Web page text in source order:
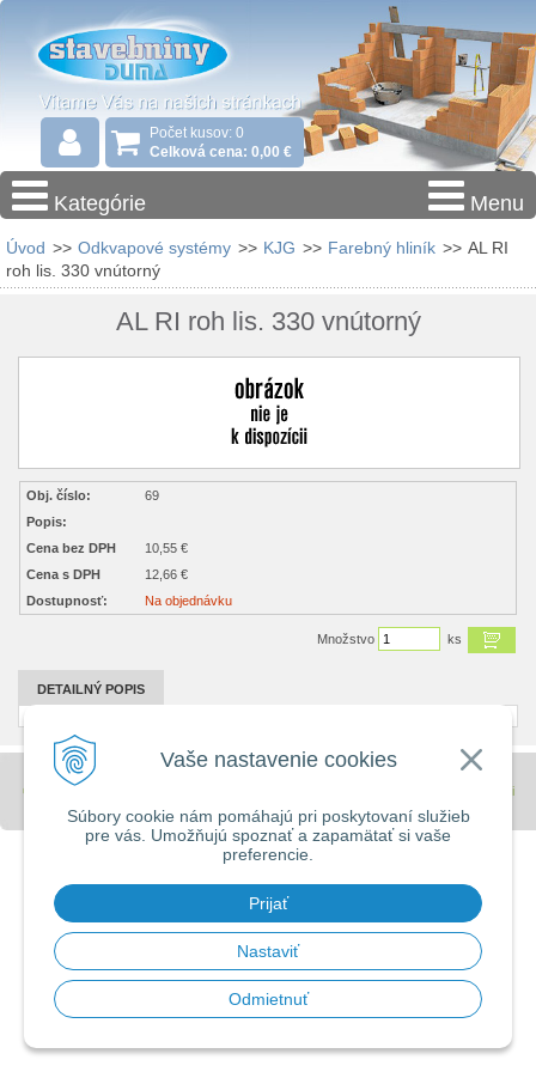
Vaše nastavenie cookies
Súbory cookie nám pomáhajú pri poskytovaní služieb
pre vás. Umožňujú spoznať a zapamätať si vaše
preferencie.
Prijať
Nastaviť
Odmietnuť
Počet kusov: 0
Celková cena: 0,00 €
Kategórie Menu
Úvod >> Odkvapové systémy >> KJG >> Farebný hliník >> AL RI
roh lis. 330 vnútorný
AL RI roh lis. 330 vnútorný
Obj. číslo:
69
Popis:
Cena bez DPH
10,55 €
Cena s DPH
12,66 €
Dostupnosť:
Na objednávku
Množstvo ks
DETAILNÝ POPIS
© 2026 Stavebniny - DUMA •
spoločnosti
WEBYGROUP